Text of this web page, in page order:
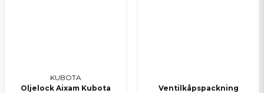
KUBOTA
Oljelock Aixam Kubota
Ventilkåpspackning